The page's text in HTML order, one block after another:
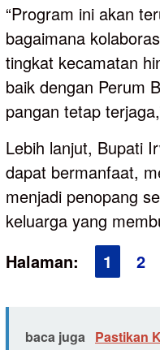
“Program ini akan
bagaimana
tingkat kecamatan
baik dengan Perum
pangan tetap
Lebih lanjut, Bupati
dapat bermanfaat,
menjadi penopang
keluarga yang
Halaman:
1 2
baca juga Pastikan